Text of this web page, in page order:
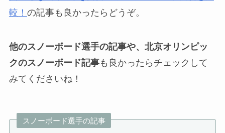
較！ の記事も良かったらどうぞ。
他のスノーボード選手の記事や、北京オリンピッ
クのスノーボード記事も良かったらチェックして
みてくださいね！
スノーボード選手の記事